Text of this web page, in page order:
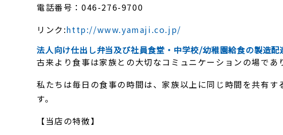
電話番号：046-276-9700
リンク:http://www.yamaji.co.jp/
法人向け仕出し弁当及び社員食堂・中学校/幼稚園給食の製造
古来より食事は家族との大切なコミュニケーションの場であ
私たちは毎日の食事の時間は、家族以上に同じ時間を共有
す。
【当店の特徴】